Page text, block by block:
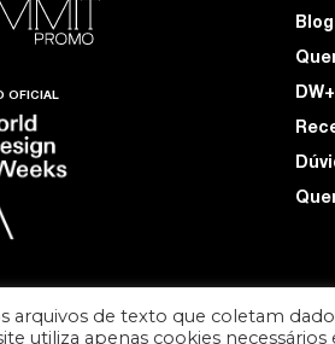
OFICIAL
Blog
DW+
DE USO E PRIVACIDADE
arquivos de texto que coletam
utiliza apenas cookies